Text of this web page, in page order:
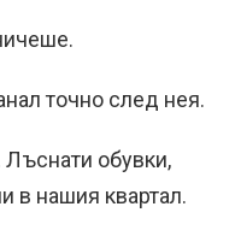
точно след нея.
обувки,
в нашия квартал.